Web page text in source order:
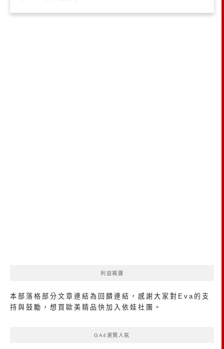
利益揭露
本部落格部分文章連結為回饋連結，感謝大家對Eva的支
持與鼓勵，想買歐美精品 快加入依娃社團 。
GA4瀏覽人氣